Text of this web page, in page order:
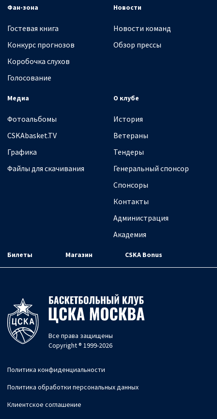
Фан-зона
Гостевая книга
Конкурс прогнозов
Коробочка слухов
Голосование
Новости
Новости команд
Обзор прессы
Медиа
Фотоальбомы
CSKAbasket.TV
Графика
Файлы для скачивания
О клубе
История
Ветераны
Тендеры
Генеральный спонсор
Спонсоры
Контакты
Администрация
Академия
Билеты Магазин CSKA Bonus
Все права защищены
Copyright ® 1999-2026
Политика конфиденциальности
Политика обработки персональных данных
Клиентское соглашение